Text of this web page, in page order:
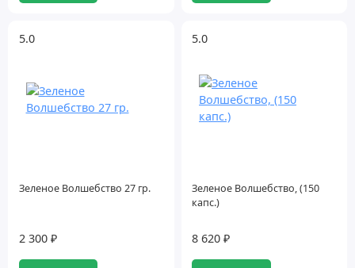
5.0
Зеленое Волшебство 27 гр.
2 300 ₽
5.0
Зеленое Волшебство, (150
капс.)
8 620 ₽